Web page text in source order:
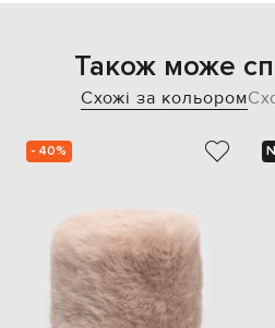
Також може
Схожі за кольором
- 40%